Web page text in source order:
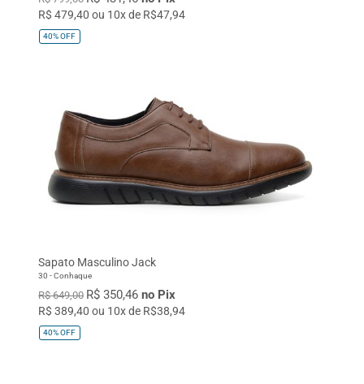
R$ 479,40 ou 10x de R$47,94
40%OFF
Sapato Masculino Jack
30 - Conhaque
R$ 649,00 R$ 350,46 no Pix
R$ 389,40 ou 10x de R$38,94
40%OFF